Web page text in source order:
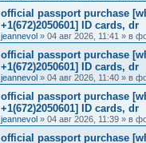
official passport purchase
+1(672)2050601] ID cards, dr
jeannevol » 04 авг 2026, 11:41 » в
official passport purchase
+1(672)2050601] ID cards, dr
jeannevol » 04 авг 2026, 11:40 » в
official passport purchase
+1(672)2050601] ID cards, dr
jeannevol » 04 авг 2026, 11:39 » в
official passport purchase